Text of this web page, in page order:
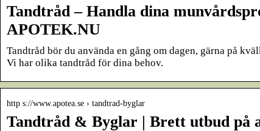
Tandtråd – Handla dina
APOTEK.NU
Tandtråd bör du använda en gång om dagen, gärna på
Vi har olika tandtråd för dina behov.
http s://www.apotea.se › tandtrad-byglar
Tandtråd & Byglar | Brett utbud på